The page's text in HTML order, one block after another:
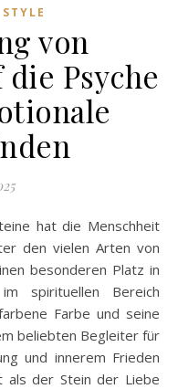
STYLE
von
Psyche
den vielen Arten von
besonderen Platz in
spirituellen Bereich
Farbe und seine
beliebten Begleiter für
und innerem Frieden
als der Stein der Liebe